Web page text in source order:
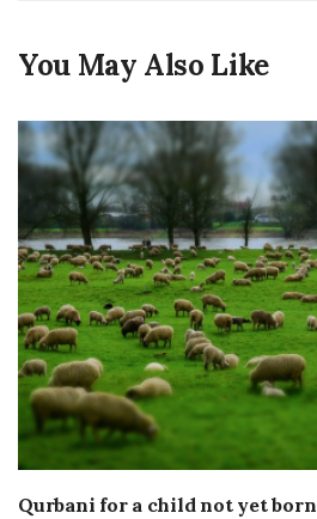
You May Also Like
Qurbani for a child not yet born